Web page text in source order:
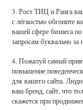
3. Рост ТИЦ и Ранга
с лёгкостью обгоните
вашей сфере бизнеса
запросам буквально за
4. Пожалуй самый
повышение
для вашего сайта. Люди
ваш бренд, сайт, что
скажется при